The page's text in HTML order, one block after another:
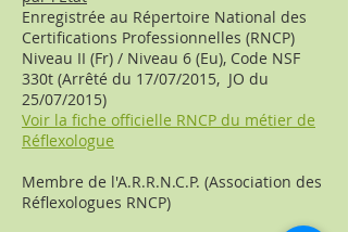
Enregistrée au Répertoire National des
Certifications Professionnelles (RNCP)
Niveau II (Fr) / Niveau 6 (Eu), Code NSF
330t (Arrêté du 17/07/2015, JO du
25/07/2015)
Voir la fiche officielle RNCP du métier de
Réflexologue
Membre de l'A.R.R.N.C.P. (Association des
Réflexologues RNCP)